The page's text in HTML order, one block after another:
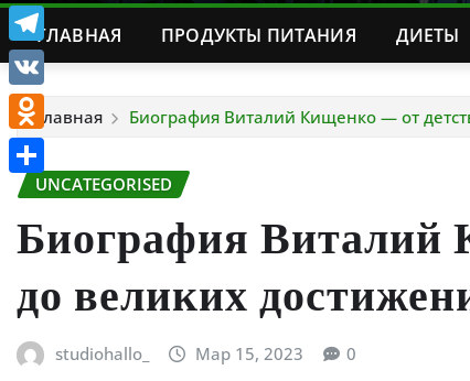
ГЛАВНАЯ ПРОДУКТЫ ПИТАНИЯ ДИЕТЫ
Главная Биография Виталий Кищенко — от
UNCATEGORISED
Биография Виталий
до великих
studiohallo_ Мар 15, 2023 0
Viber
Telegram
VK
Odnoklassniki
Отправить